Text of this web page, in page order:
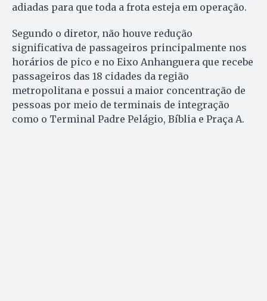
adiadas para que toda a frota esteja em operação.
Segundo o diretor, não houve redução
significativa de passageiros principalmente nos
horários de pico e no Eixo Anhanguera que recebe
passageiros das 18 cidades da região
metropolitana e possui a maior concentração de
pessoas por meio de terminais de integração
como o Terminal Padre Pelágio, Bíblia e Praça A.